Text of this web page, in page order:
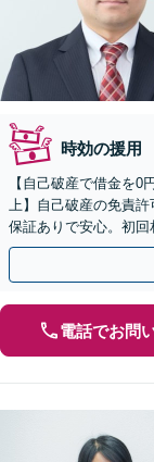
時効の援用
【自己破産で借金を0
上】自己破産の免責
保証ありで安心。初
【土日祝日・夜間も
電話でお問